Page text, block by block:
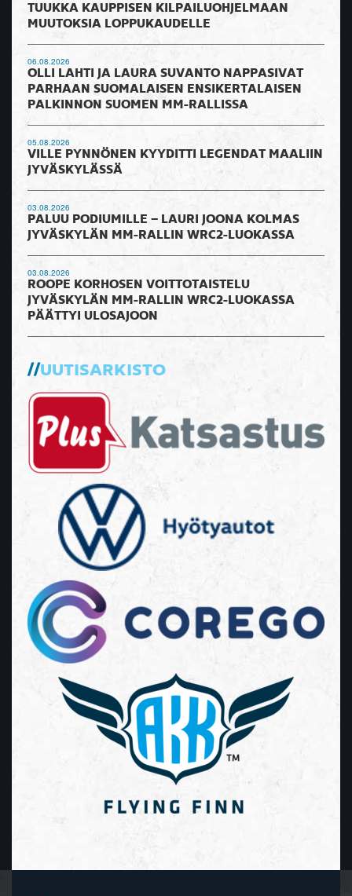
TUUKKA KAUPPISEN KILPAILUOHJELMAAN
MUUTOKSIA LOPPUKAUDELLE
06.08.2026
OLLI LAHTI JA LAURA SUVANTO NAPPASIVAT
PARHAAN SUOMALAISEN ENSIKERTALAISEN
PALKINNON SUOMEN MM-RALLISSA
05.08.2026
VILLE PYNNÖNEN KYYDITTI LEGENDAT MAALIIN
JYVÄSKYLÄSSÄ
03.08.2026
PALUU PODIUMILLE – LAURI JOONA KOLMAS
JYVÄSKYLÄN MM-RALLIN WRC2-LUOKASSA
03.08.2026
ROOPE KORHOSEN VOITTOTAISTELU
JYVÄSKYLÄN MM-RALLIN WRC2-LUOKASSA
PÄÄTTYI ULOSAJOON
UUTISARKISTO